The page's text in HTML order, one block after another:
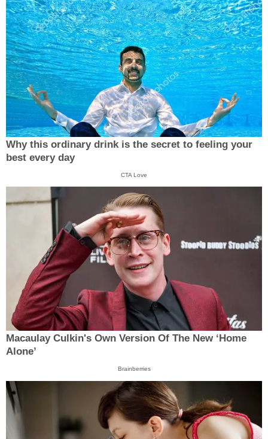
Why this ordinary drink is the secret to feeling your
best every day
CTA Love
Macaulay Culkin's Own Version Of The New ‘Home
Alone’
Brainberries